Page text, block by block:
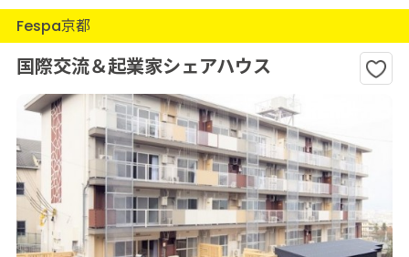
Fespa京都
国際交流＆起業家シェアハウス